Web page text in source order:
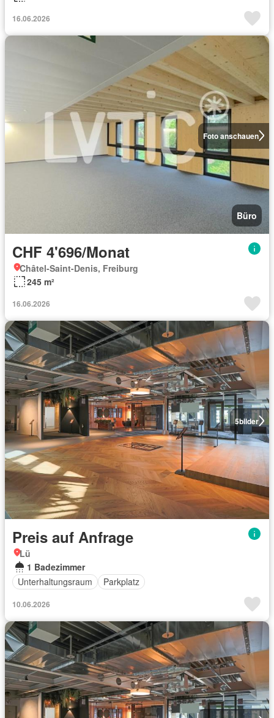
16.06.2026
Foto anschauen
Büro
CHF 4'696/Monat
Châtel-Saint-Denis, Freiburg
245 m²
16.06.2026
5bilder
Preis auf Anfrage
Lü
1 Badezimmer
Unterhaltungsraum
Parkplatz
10.06.2026